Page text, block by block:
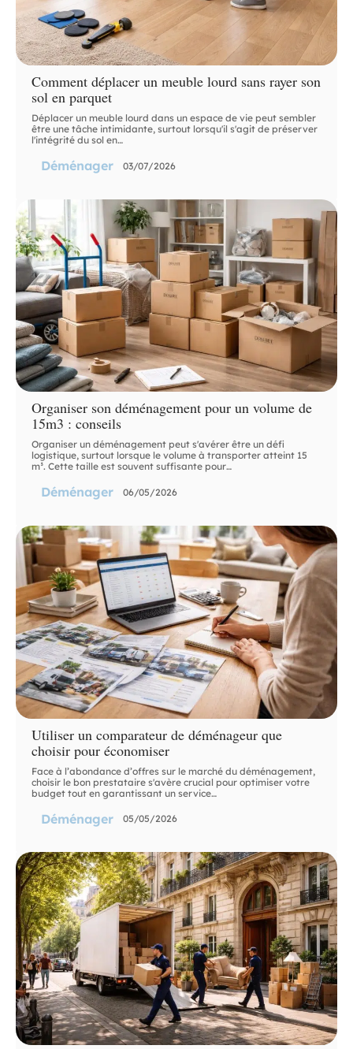
Comment déplacer un meuble lourd sans rayer son
sol en parquet
Déplacer un meuble lourd dans un espace de vie peut sembler
être une tâche intimidante, surtout lorsqu'il s'agit de préserver
l'intégrité du sol en…
Déménager 03/07/2026
Organiser son déménagement pour un volume de
15m3 : conseils
Organiser un déménagement peut s'avérer être un défi
logistique, surtout lorsque le volume à transporter atteint 15
m³. Cette taille est souvent suffisante pour…
Déménager 06/05/2026
Utiliser un comparateur de déménageur que
choisir pour économiser
Face à l’abondance d’offres sur le marché du déménagement,
choisir le bon prestataire s'avère crucial pour optimiser votre
budget tout en garantissant un service…
Déménager 05/05/2026